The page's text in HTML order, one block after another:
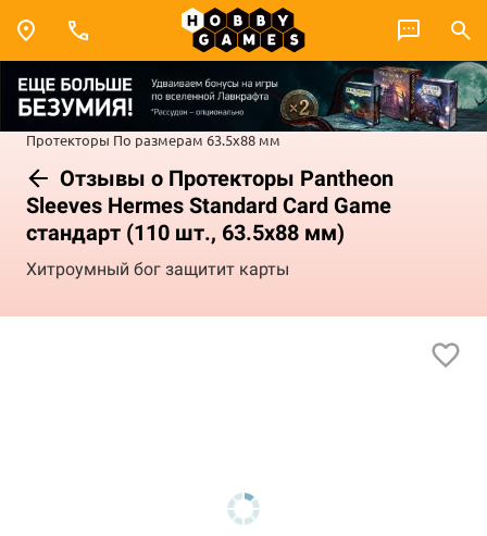
Протекторы По размерам 63.5x88 мм
Отзывы о Протекторы Pantheon
Sleeves Hermes Standard Card Game
стандарт (110 шт., 63.5x88 мм)
Хитроумный бог защитит карты